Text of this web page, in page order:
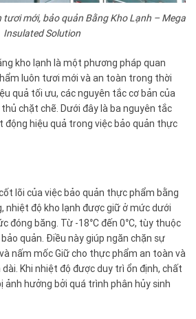
mới, bảo quản Bằng Kho Lạnh – Mega
Insulated Solution
kho lạnh là một phương pháp quan
luôn tươi mới và an toàn trong thời
quả tối ưu, các nguyên tắc cơ bản của
chặt chẽ. Dưới đây là ba nguyên tắc
động hiệu quả trong việc bảo quản thực
lõi của việc bảo quản thực phẩm bằng
nhiệt độ kho lạnh được giữ ở mức dưới
đóng băng. Từ -18°C đến 0°C, tùy thuộc
quản. Điều này giúp ngăn chặn sự
nấm mốc Giữ cho thực phẩm an toàn và
Khi nhiệt độ được duy trì ổn định, chất
hưởng bởi quá trình phân hủy sinh